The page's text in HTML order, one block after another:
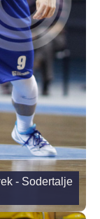
- Sodertalje